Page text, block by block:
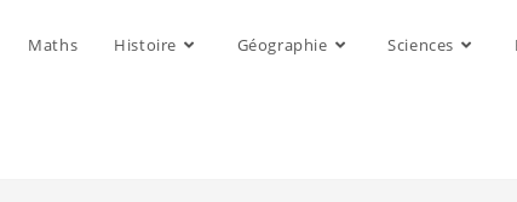
Maths Histoire Géographie Sciences